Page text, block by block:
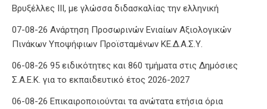
Βρυξέλλες ΙΙΙ, με γλώσσα διδασκαλίας την ελληνική
07-08-26 Ανάρτηση Προσωρινών Ενιαίων Αξιολογικών
Πινάκων Υποψήφιων Προϊσταμένων ΚΕ.Δ.Α.Σ.Υ.
06-08-26 95 ειδικότητες και 860 τμήματα στις Δημόσιες
Σ.Α.Ε.Κ. για το εκπαιδευτικό έτος 2026-2027
06-08-26 Επικαιροποιούνται τα ανώτατα ετήσια όρια